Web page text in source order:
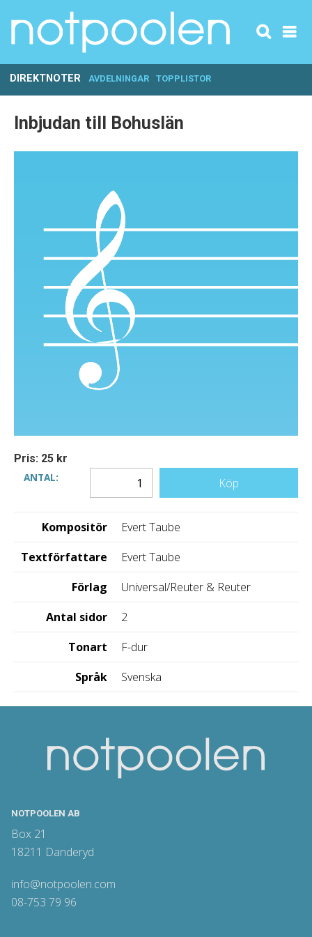
DIREKTNOTER AVDELNINGAR TOPPLISTOR
Inbjudan till Bohuslän
Pris: 25 kr
ANTAL:
Köp
Kompositör
Evert Taube
Textförfattare
Evert Taube
Förlag
Universal/Reuter & Reuter
Antal sidor
2
Tonart
F-dur
Språk
Svenska
NOTPOOLEN AB
Box 21
18211 Danderyd
info@notpoolen.com
08-753 79 96